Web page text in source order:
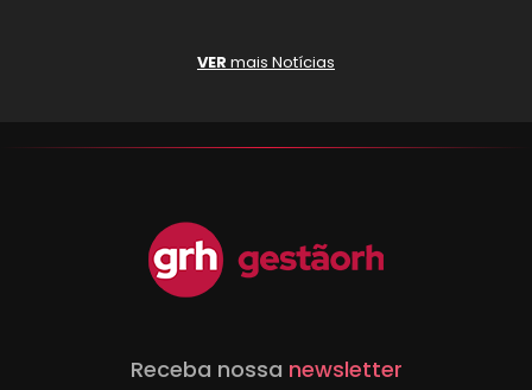
VER mais Notícias
Receba nossa newsletter